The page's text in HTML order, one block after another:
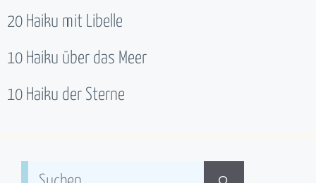
20 Haiku mit Libelle
10 Haiku über das Meer
10 Haiku der Sterne
Suchen